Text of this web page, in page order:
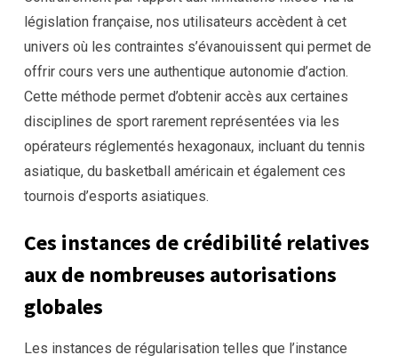
législation française, nos utilisateurs accèdent à cet
univers où les contraintes s’évanouissent qui permet de
offrir cours vers une authentique autonomie d’action.
Cette méthode permet d’obtenir accès aux certaines
disciplines de sport rarement représentées via les
opérateurs réglementés hexagonaux, incluant du tennis
asiatique, du basketball américain et également ces
tournois d’esports asiatiques.
Ces instances de crédibilité relatives
aux de nombreuses autorisations
globales
Les instances de régularisation telles que l’instance